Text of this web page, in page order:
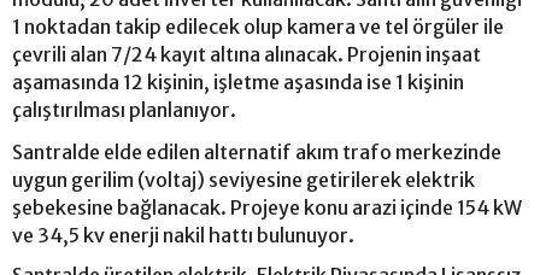
1 noktadan takip edilecek olup kamera ve tel örgüler ile
çevrili alan 7/24 kayıt altına alınacak. Projenin inşaat
aşamasında 12 kişinin, işletme aşasında ise 1 kişinin
çalıştırılması planlanıyor.
Santralde elde edilen alternatif akım trafo merkezinde
uygun gerilim (voltaj) seviyesine getirilerek elektrik
şebekesine bağlanacak. Projeye konu arazi içinde 154 kW
ve 34,5 kv enerji nakil hattı bulunuyor.